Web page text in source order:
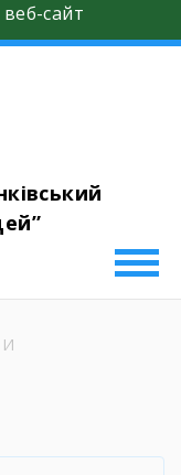
сайт